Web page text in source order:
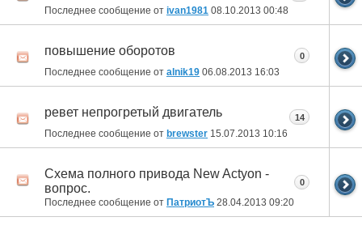
Последнее сообщение от ivan1981 08.10.2013 00:48
повышение оборотов
Последнее сообщение от alnik19 06.08.2013 16:03
0
ревет непрогретый двигатель
Последнее сообщение от brewster 15.07.2013 10:16
14
Схема полного привода New Actyon -
вопрос.
Последнее сообщение от ПатриотЪ 28.04.2013 09:20
0